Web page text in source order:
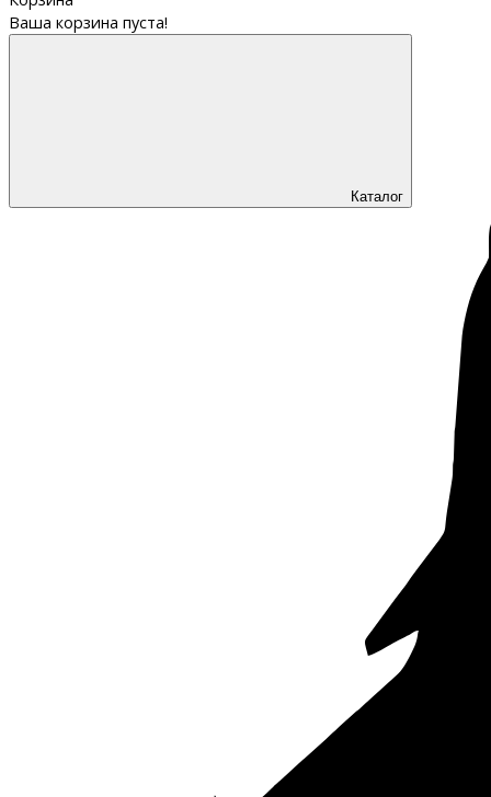
Ваша корзина пуста!
Каталог